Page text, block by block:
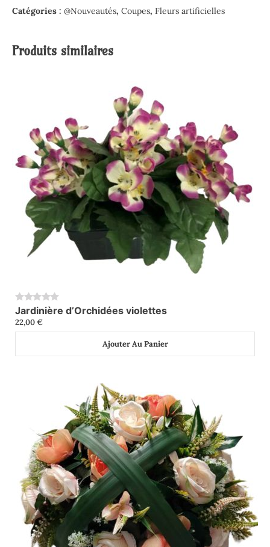
Catégories : @Nouveautés, Coupes, Fleurs artificielles
Produits similaires
0
Jardinière d’Orchidées violettes
22,00€
Ajouter Au Panier